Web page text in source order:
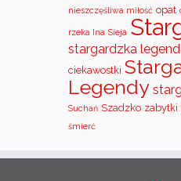
nieszczęśliwa miłość opat
rzeka Ina Sieja
stargardzka
ciekawostki
Legendy
Suchań Szadzko zabytki
śmierć